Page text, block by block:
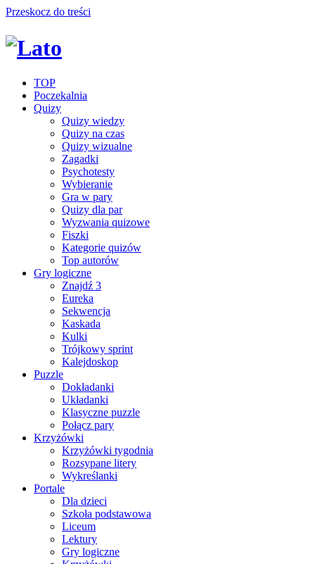
Przeskocz do treści
TOP
Poczekalnia
Quizy
Quizy wiedzy
Quizy na czas
Quizy wizualne
Zagadki
Psychotesty
Wybieranie
Gra w pary
Quizy dla par
Wyzwania quizowe
Fiszki
Kategorie quizów
Top autorów
Gry logiczne
Znajdź 3
Eureka
Sekwencja
Kaskada
Kulki
Trójkowy sprint
Kalejdoskop
Puzzle
Dokładanki
Układanki
Klasyczne puzzle
Połącz pary
Krzyżówki
Krzyżówki tygodnia
Rozsypane litery
Wykreślanki
Portale
Dla dzieci
Szkoła podstawowa
Liceum
Lektury
Gry logiczne